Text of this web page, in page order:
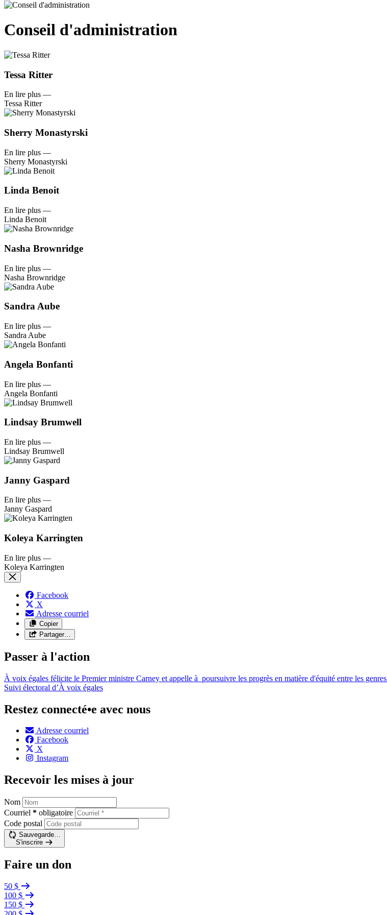
Conseil d'administration
Tessa Ritter
En lire plus —
Tessa Ritter
Sherry Monastyrski
En lire plus —
Sherry Monastyrski
Linda Benoit
En lire plus —
Linda Benoit
Nasha Brownridge
En lire plus —
Nasha Brownridge
Sandra Aube
En lire plus —
Sandra Aube
Angela Bonfanti
En lire plus —
Angela Bonfanti
Lindsay Brumwell
En lire plus —
Lindsay Brumwell
Janny Gaspard
En lire plus —
Janny Gaspard
Koleya Karringten
En lire plus —
Koleya Karringten
Facebook
X
Adresse courriel
Copier
Partager…
Passer à l'action
À voix égales félicite le Premier ministre Carney et appelle à poursuivre les progrès en matière d'équité entre les genres
Suivi électoral d’À voix égales
Restez connecté•e avec nous
Adresse courriel
Facebook
X
Instagram
Recevoir les mises à jour
Nom
Courriel * obligatoire
Code postal
Sauvegarde…
S'inscrire
Faire un don
50 $
100 $
150 $